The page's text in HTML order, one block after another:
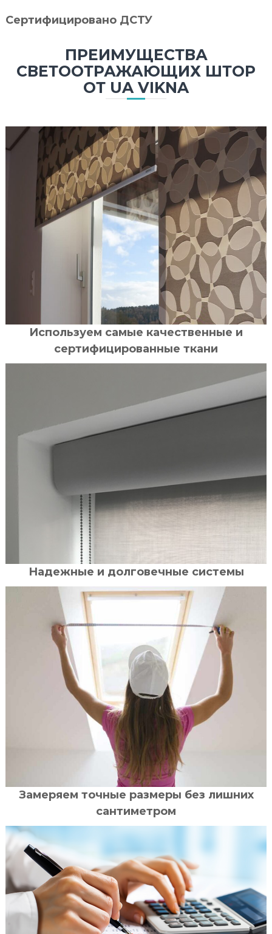
Сертифицировано ДСТУ
ПРЕИМУЩЕСТВА
СВЕТООТРАЖАЮЩИХ ШТОР
ОТ UA VIKNA
Используем самые качественные и
сертифицированные ткани
Надежные и долговечные системы
Замеряем точные размеры без лишних
сантиметром